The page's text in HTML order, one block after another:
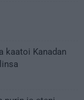
kaatoi Kanadan